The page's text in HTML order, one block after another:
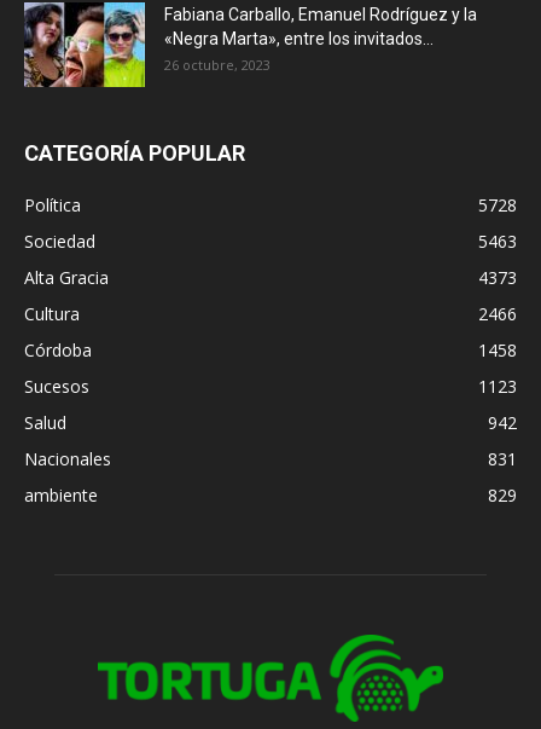
Fabiana Carballo, Emanuel Rodríguez y la
«Negra Marta», entre los invitados...
26 octubre, 2023
CATEGORÍA POPULAR
Política
5728
Sociedad
5463
Alta Gracia
4373
Cultura
2466
Córdoba
1458
Sucesos
1123
Salud
942
Nacionales
831
ambiente
829